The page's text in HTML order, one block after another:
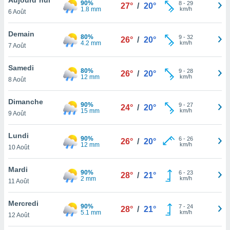
et
»,
au
vous
qu'ils
ou
le
ainsi
un
la
du
6 Août
90%
1.8 mm
27° / 20° 8- 29
km/h
Demain
7 Août
80%
4.2 mm
26° / 20° 9- 32
km/h
Samedi
8 Août
80%
12 mm
26° / 20° 9- 28
km/h
Dimanche
9 Août
90%
15 mm
24° / 20° 9- 27
km/h
Lundi
10 Août
90%
12 mm
26° / 20° 6- 26
km/h
Mardi
11 Août
90%
2 mm
28° / 21° 6- 23
km/h
Mercredi
12 Août
90%
5.1 mm
28° / 21° 7- 24
km/h